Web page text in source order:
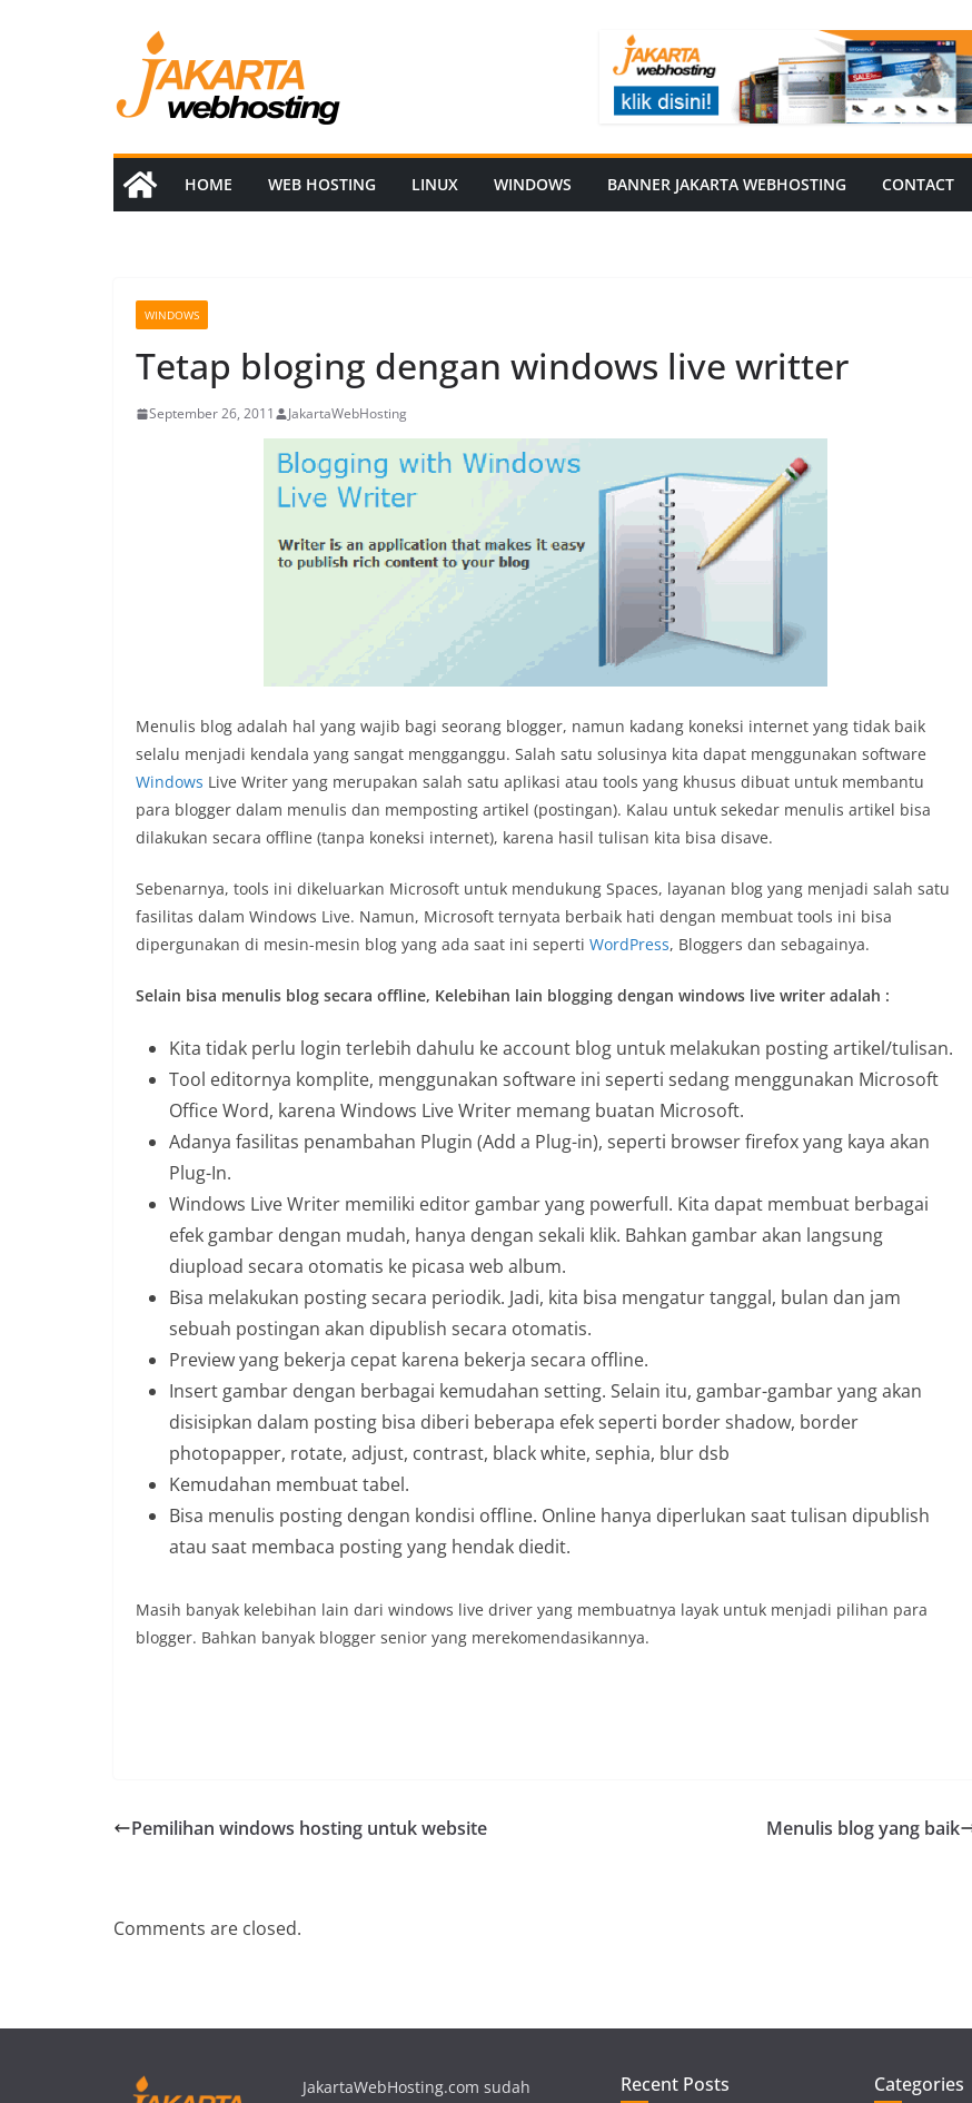
HOME WEB HOSTING LINUX WINDOWS BANNER JAKARTA WEBHOSTING CONTACT
WINDOWS
Tetap bloging dengan windows live writter
September 26, 2011 JakartaWebHosting
Menulis blog adalah hal yang wajib bagi seorang blogger, namun kadang koneksi internet yang tidak baik
selalu menjadi kendala yang sangat mengganggu. Salah satu solusinya kita dapat menggunakan software
Windows Live Writer yang merupakan salah satu aplikasi atau tools yang khusus dibuat untuk membantu
para blogger dalam menulis dan memposting artikel (postingan). Kalau untuk sekedar menulis artikel bisa
dilakukan secara offline (tanpa koneksi internet), karena hasil tulisan kita bisa disave.
Sebenarnya, tools ini dikeluarkan Microsoft untuk mendukung Spaces, layanan blog yang menjadi salah satu
fasilitas dalam Windows Live. Namun, Microsoft ternyata berbaik hati dengan membuat tools ini bisa
dipergunakan di mesin-mesin blog yang ada saat ini seperti WordPress, Bloggers dan sebagainya.
Selain bisa menulis blog secara offline, Kelebihan lain blogging dengan windows live writer adalah :
Kita tidak perlu login terlebih dahulu ke account blog untuk melakukan posting artikel/tulisan.
Tool editornya komplite, menggunakan software ini seperti sedang menggunakan Microsoft
Office Word, karena Windows Live Writer memang buatan Microsoft.
Adanya fasilitas penambahan Plugin (Add a Plug-in), seperti browser firefox yang kaya akan
Plug-In.
Windows Live Writer memiliki editor gambar yang powerfull. Kita dapat membuat berbagai
efek gambar dengan mudah, hanya dengan sekali klik. Bahkan gambar akan langsung
diupload secara otomatis ke picasa web album.
Bisa melakukan posting secara periodik. Jadi, kita bisa mengatur tanggal, bulan dan jam
sebuah postingan akan dipublish secara otomatis.
Preview yang bekerja cepat karena bekerja secara offline.
Insert gambar dengan berbagai kemudahan setting. Selain itu, gambar-gambar yang akan
disisipkan dalam posting bisa diberi beberapa efek seperti border shadow, border
photopapper, rotate, adjust, contrast, black white, sephia, blur dsb
Kemudahan membuat tabel.
Bisa menulis posting dengan kondisi offline. Online hanya diperlukan saat tulisan dipublish
atau saat membaca posting yang hendak diedit.
Masih banyak kelebihan lain dari windows live driver yang membuatnya layak untuk menjadi pilihan para
blogger. Bahkan banyak blogger senior yang merekomendasikannya.
Pemilihan windows hosting untuk website Menulis blog yang baik
Comments are closed.
JakartaWebHosting.com sudah
Recent Posts Categories